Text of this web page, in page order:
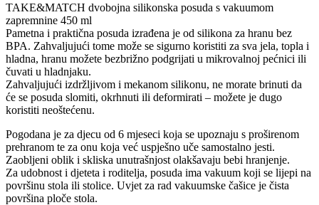
TAKE&MATCH dvobojna silikonska posuda s vakuumom
zapremnine 450 ml
Pametna i praktična posuda izrađena je od silikona za hranu bez
BPA. Zahvaljujući tome može se sigurno koristiti za sva jela, topla i
hladna, hranu možete bezbrižno podgrijati u mikrovalnoj pećnici ili
čuvati u hladnjaku.
Zahvaljujući izdržljivom i mekanom silikonu, ne morate brinuti da
će se posuda slomiti, okrhnuti ili deformirati – možete je dugo
koristiti neoštećenu.
Pogodana je za djecu od 6 mjeseci koja se upoznaju s proširenom
prehranom te za onu koja već uspješno uče samostalno jesti.
Zaobljeni oblik i skliska unutrašnjost olakšavaju bebi hranjenje.
Za udobnost i djeteta i roditelja, posuda ima vakuum koji se lijepi na
površinu stola ili stolice. Uvjet za rad vakuumske čašice je čista
površina ploče stola.